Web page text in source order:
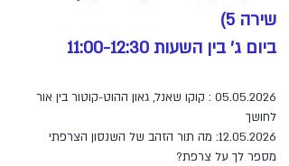
שירה 5)
ביום ג' בין השעות 11:00-12:30
05.05.2026 : קוקו שאנל, גאון ההוט-קוטור בין אור
לחושך
12.05.2026: מה תור הזהב של השנסון הצרפתי
מספר לך על צרפת?